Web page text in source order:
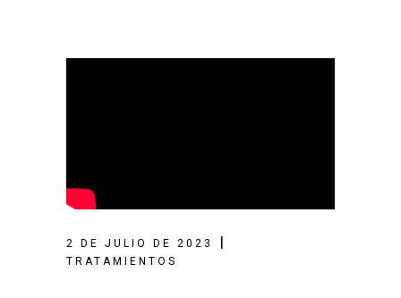
2 DE JULIO DE 2023
TRATAMIENTOS